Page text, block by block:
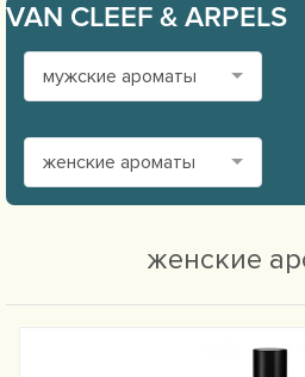
VAN CLEEF & ARPELS
мужские ароматы
женские ароматы
женские